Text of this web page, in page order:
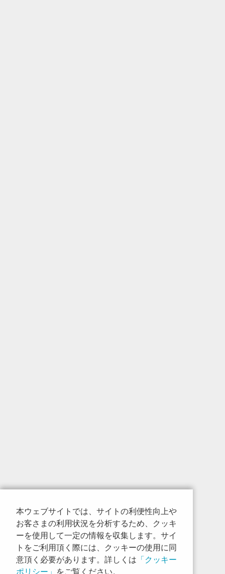
本ウェブサイトでは、サイトの利便性向上や
お客さまの利用状況を分析するため、クッキ
ーを使用して一定の情報を収集します。サイ
トをご利用頂く際には、クッキーの使用に同
意頂く必要があります。詳しくは 「クッキー
ポリシー」
をご覧ください。